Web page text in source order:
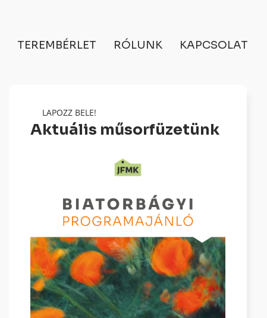
TEREMBÉRLET RÓLUNK KAPCSOLAT
LAPOZZ BELE!
Aktuális műsorfüzetünk